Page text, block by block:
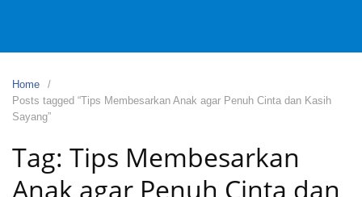
Home
Posts tagged “Tips Membesarkan Anak agar Penuh Cinta dan Kasih
Sayang”
Tag: Tips Membesarkan
Anak agar Penuh Cinta dan